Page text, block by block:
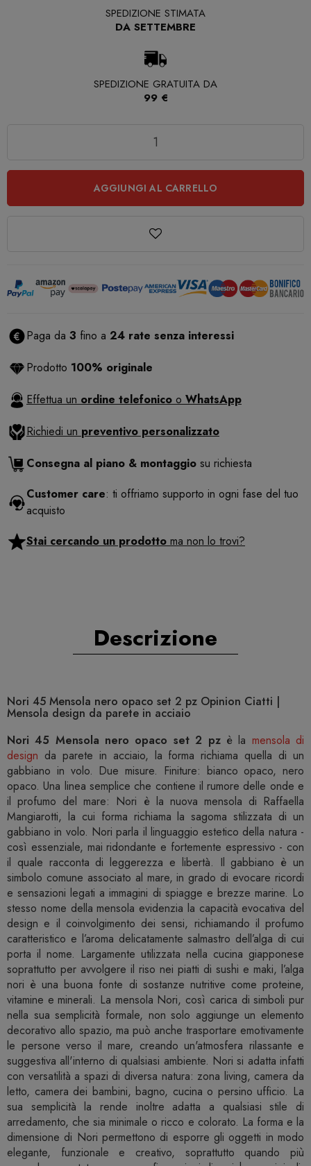
SPEDIZIONE STIMATA
DA SETTEMBRE
SPEDIZIONE GRATUITA DA
99 €
AGGIUNGI AL CARRELLO
Paga da 3 fino a 24 rate senza interessi
Prodotto 100% originale
Effettua un ordine telefonico o WhatsApp
Richiedi un preventivo personalizzato
Consegna al piano & montaggio su richiesta
Customer care: ti offriamo supporto in ogni fase del tuo
acquisto
Stai cercando un prodotto ma non lo trovi?
Descrizione
Nori 45 Mensola nero opaco set 2 pz Opinion Ciatti |
Mensola design da parete in acciaio
Nori 45 Mensola nero opaco set 2 pzè la mensola di
design da parete in acciaio, la forma richiama quella di un
gabbiano in volo. Due misure. Finiture: bianco opaco, nero
opaco. Una linea semplice che contiene il rumore delle onde e
il profumo del mare: Nori è la nuova mensola di Raffaella
Mangiarotti, la cui forma richiama la sagoma stilizzata di un
gabbiano in volo. Nori parla il linguaggio estetico della natura -
così essenziale, mai ridondante e fortemente espressivo - con
il quale racconta di leggerezza e libertà. Il gabbiano è un
simbolo comune associato al mare, in grado di evocare ricordi
e sensazioni legati a immagini di spiagge e brezze marine. Lo
stesso nome della mensola evidenzia la capacità evocativa del
design e il coinvolgimento dei sensi, richiamando il profumo
caratteristico e l’aroma delicatamente salmastro dell’alga di cui
porta il nome. Largamente utilizzata nella cucina giapponese
soprattutto per avvolgere il riso nei piatti di sushi e maki, l’alga
nori è una buona fonte di sostanze nutritive come proteine,
vitamine e minerali. La mensola Nori, così carica di simboli pur
nella sua semplicità formale, non solo aggiunge un elemento
decorativo allo spazio, ma può anche trasportare emotivamente
le persone verso il mare, creando un'atmosfera rilassante e
suggestiva all'interno di qualsiasi ambiente. Nori si adatta infatti
con versatilità a spazi di diversa natura: zona living, camera da
letto, camera dei bambini, bagno, cucina o persino ufficio. La
sua semplicità la rende inoltre adatta a qualsiasi stile di
arredamento, che sia minimale o ricco e colorato. La forma e la
dimensione di Nori permettono di esporre gli oggetti in modo
elegante, funzionale e creativo, soprattutto quando più